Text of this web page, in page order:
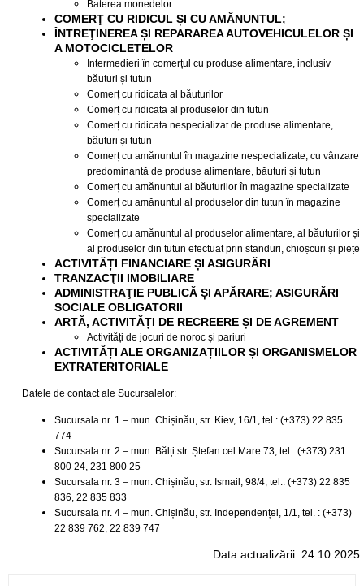
Baterea monedelor
COMERŢ CU RIDICUL ȘI CU AMĂNUNTUL;
ÎNTREŢINEREA ȘI REPARAREA AUTOVEHICULELOR ȘI
A MOTOCICLETELOR
Intermedieri în comerțul cu produse alimentare, inclusiv
băuturi și tutun
Comerț cu ridicata al băuturilor
Comerț cu ridicata al produselor din tutun
Comerț cu ridicata nespecializat de produse alimentare,
băuturi și tutun
Comerț cu amănuntul în magazine nespecializate, cu vânzare
predominantă de produse alimentare, băuturi și tutun
Comerț cu amănuntul al băuturilor în magazine specializate
Comerț cu amănuntul al produselor din tutun în magazine
specializate
Comerț cu amănuntul al produselor alimentare, al băuturilor și
al produselor din tutun efectuat prin standuri, chioșcuri și piețe
ACTIVITĂȚI FINANCIARE ȘI ASIGURĂRI
TRANZACŢII IMOBILIARE
ADMINISTRAŢIE PUBLICĂ ȘI APĂRARE; ASIGURĂRI
SOCIALE OBLIGATORII
ARTĂ, ACTIVITĂȚI DE RECREERE ȘI DE AGREMENT
Activități de jocuri de noroc și pariuri
ACTIVITĂȚI ALE ORGANIZAȚIILOR ȘI ORGANISMELOR
EXTRATERITORIALE
Datele de contact ale Sucursalelor:
Sucursala nr. 1 – mun. Chișinău, str. Kiev, 16/1, tel.: (+373) 22 835
774
Sucursala nr. 2 – mun. Bălți str. Ștefan cel Mare 73, tel.: (+373) 231
800 24, 231 800 25
Sucursala nr. 3 – mun. Chișinău, str. Ismail, 98/4, tel.: (+373) 22 835
836, 22 835 833
Sucursala nr. 4 – mun. Chișinău, str. Independenței, 1/1, tel. : (+373)
22 839 762, 22 839 747
Data actualizării: 24.10.2025